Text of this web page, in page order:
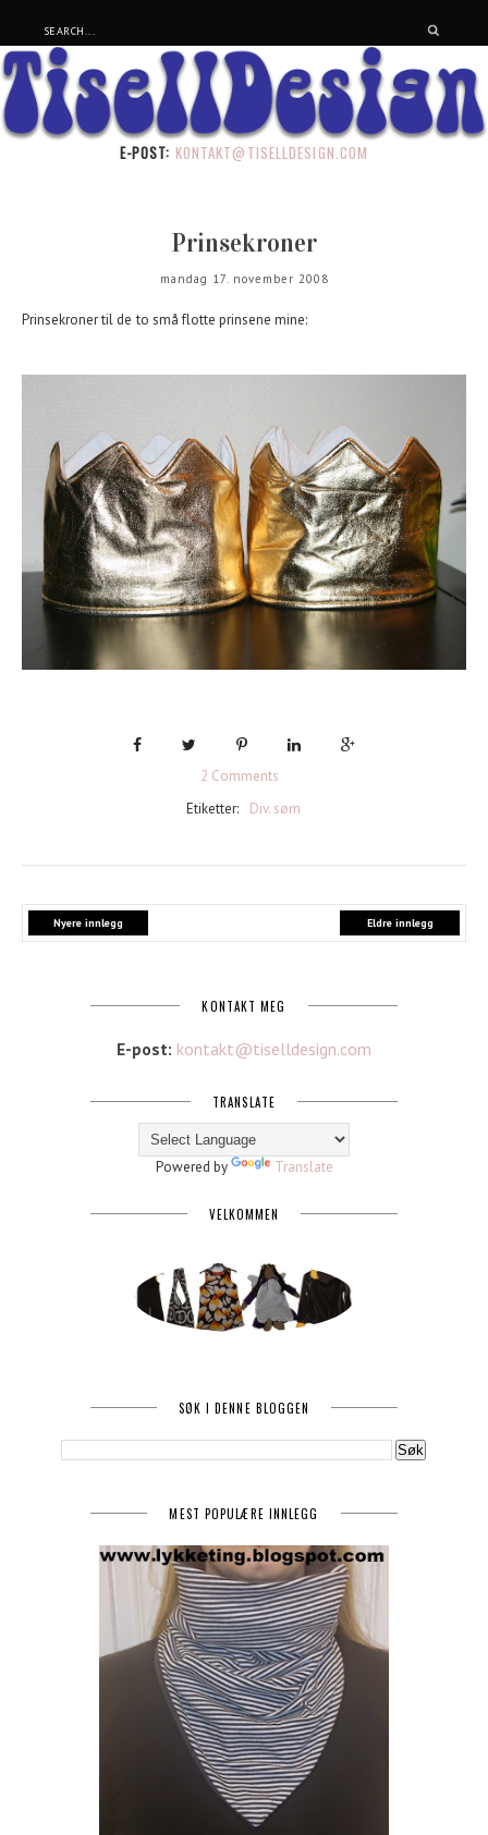
E-POST: KONTAKT@TISELLDESIGN.COM
Prinsekroner
mandag 17. november 2008
Prinsekroner til de to små flotte prinsene mine:
2 Comments
Etiketter:
Div. søm
Nyere innlegg Eldre innlegg
KONTAKT MEG
E-post: kontakt@tiselldesign.com
TRANSLATE
Powered by Translate
VELKOMMEN
SØK I DENNE BLOGGEN
MEST POPULÆRE INNLEGG